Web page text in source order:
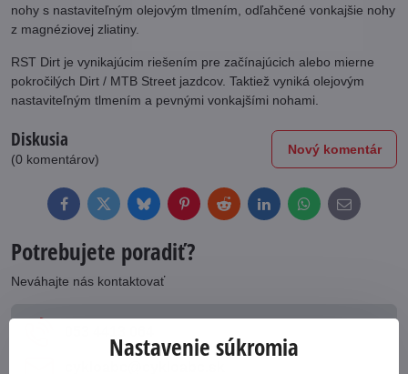
nohy s nastaviteľným olejovým tlmením, odľahčené vonkajšie nohy
z magnéziovej zliatiny.
RST Dirt je vynikajúcim riešením pre začínajúcich alebo mierne
pokročilých Dirt / MTB Street jazdcov. Taktiež vyniká olejovým
nastaviteľným tlmením a pevnými vonkajšími nohami.
Diskusia
(0 komentárov)
Nový komentár
FacebookTwitterBlueskyPinterestRedditLinkedInWhatsApp
E-
mail
Potrebujete poradiť?
Neváhajte nás kontaktovať
Nastavenie súkromia